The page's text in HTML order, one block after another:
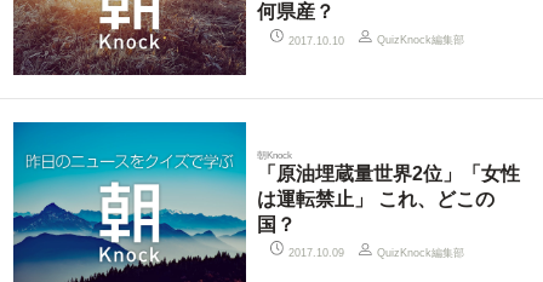
何県産？
2017.10.10 QuizKnock編集部
朝Knock
「原油埋蔵量世界2位」「女性
は運転禁止」 これ、どこの
国？
2017.10.09 QuizKnock編集部